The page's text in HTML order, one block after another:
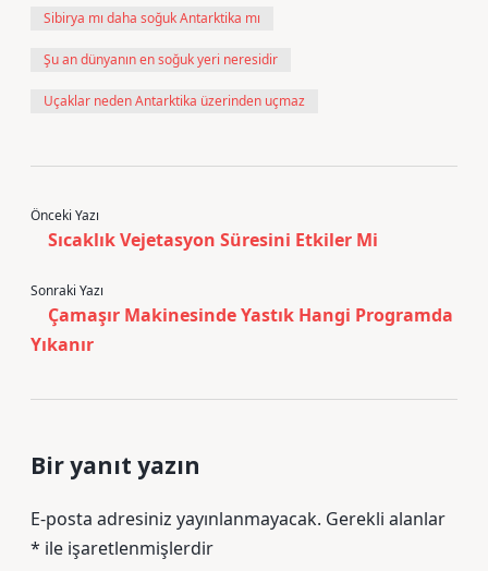
Sibirya mı daha soğuk Antarktika mı
Şu an dünyanın en soğuk yeri neresidir
Uçaklar neden Antarktika üzerinden uçmaz
Önceki Yazı
Sıcaklık Vejetasyon Süresini Etkiler Mi
Sonraki Yazı
Çamaşır Makinesinde Yastık Hangi Programda
Yıkanır
Bir yanıt yazın
E-posta adresiniz yayınlanmayacak. Gerekli alanlar
* ile işaretlenmişlerdir